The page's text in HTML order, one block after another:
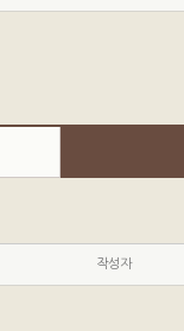
작성자